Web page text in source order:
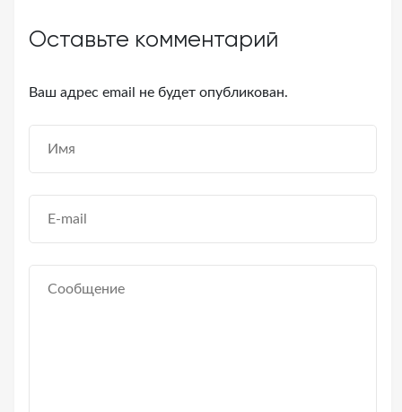
Оставьте комментарий
Ваш адрес email не будет опубликован.